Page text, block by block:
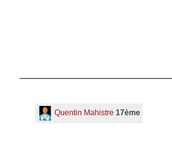
Quentin Mahistre 17ème